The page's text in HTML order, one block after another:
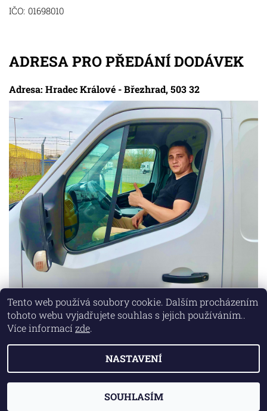
IČO: 01698010
ADRESA PRO PŘEDÁNÍ DODÁVEK
Adresa: Hradec Králové - Březhrad, 503 32
Lokality Marketing zajišťuje společnost X-VISION
2026 © AUTO MD, všechna práva vyhrazena
Vytvořil Shoptet
Tento web používá soubory cookie. Dalším procházením
tohoto webu vyjadřujete souhlas s jejich používáním..
Více informací zde.
NASTAVENÍ
SOUHLASÍM